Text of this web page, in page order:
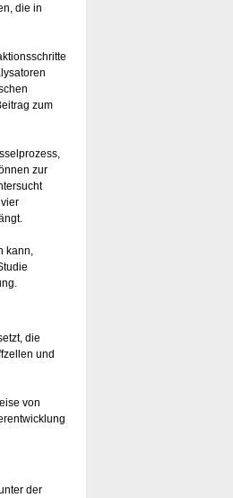
die in
zum
zur
kann,
die
und
von
der